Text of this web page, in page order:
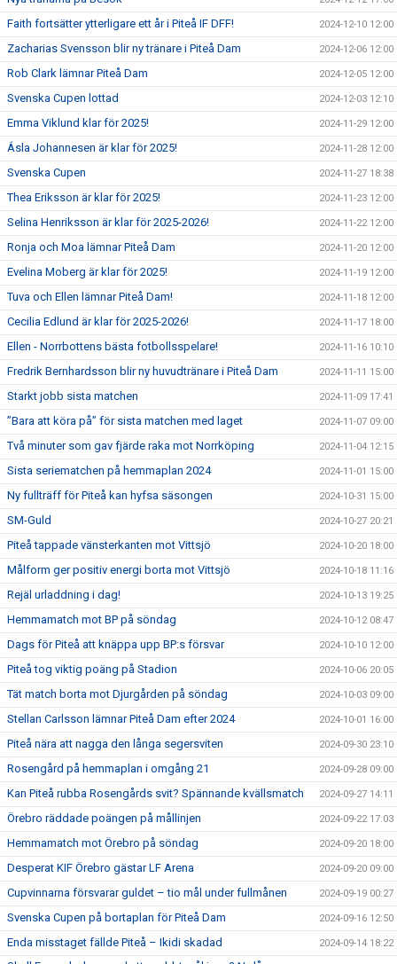
Faith fortsätter ytterligare ett år i Piteå IF DFF! 2024-12-10 12:00
Zacharias Svensson blir ny tränare i Piteå Dam 2024-12-06 12:00
Rob Clark lämnar Piteå Dam 2024-12-05 12:00
Svenska Cupen lottad 2024-12-03 12:10
Emma Viklund klar för 2025! 2024-11-29 12:00
Ásla Johannesen är klar för 2025! 2024-11-28 12:00
Svenska Cupen 2024-11-27 18:38
Thea Eriksson är klar för 2025! 2024-11-23 12:00
Selina Henriksson är klar för 2025-2026! 2024-11-22 12:00
Ronja och Moa lämnar Piteå Dam 2024-11-20 12:00
Evelina Moberg är klar för 2025! 2024-11-19 12:00
Tuva och Ellen lämnar Piteå Dam! 2024-11-18 12:00
Cecilia Edlund är klar för 2025-2026! 2024-11-17 18:00
Ellen - Norrbottens bästa fotbollsspelare! 2024-11-16 10:10
Fredrik Bernhardsson blir ny huvudtränare i Piteå Dam 2024-11-11 15:00
Starkt jobb sista matchen 2024-11-09 17:41
”Bara att köra på” för sista matchen med laget 2024-11-07 09:00
Två minuter som gav fjärde raka mot Norrköping 2024-11-04 12:15
Sista seriematchen på hemmaplan 2024 2024-11-01 15:00
Ny fullträff för Piteå kan hyfsa säsongen 2024-10-31 15:00
SM-Guld 2024-10-27 20:21
Piteå tappade vänsterkanten mot Vittsjö 2024-10-20 18:00
Målform ger positiv energi borta mot Vittsjö 2024-10-18 11:16
Rejäl urladdning i dag! 2024-10-13 19:25
Hemmamatch mot BP på söndag 2024-10-12 08:47
Dags för Piteå att knäppa upp BP:s försvar 2024-10-10 12:00
Piteå tog viktig poäng på Stadion 2024-10-06 20:05
Tät match borta mot Djurgården på söndag 2024-10-03 09:00
Stellan Carlsson lämnar Piteå Dam efter 2024 2024-10-01 16:00
Piteå nära att nagga den långa segersviten 2024-09-30 23:10
Rosengård på hemmaplan i omgång 21 2024-09-28 09:00
Kan Piteå rubba Rosengårds svit? Spännande kvällsmatch 2024-09-27 14:11
Örebro räddade poängen på mållinjen 2024-09-22 17:03
Hemmamatch mot Örebro på söndag 2024-09-20 18:00
Desperat KIF Örebro gästar LF Arena 2024-09-20 09:00
Cupvinnarna försvarar guldet – tio mål under fullmånen 2024-09-19 00:27
Svenska Cupen på bortaplan för Piteå Dam 2024-09-16 12:50
Enda misstaget fällde Piteå – Ikidi skadad 2024-09-14 18:22